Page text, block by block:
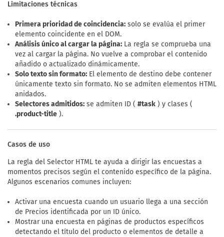
Limitaciones técnicas
Primera prioridad de coincidencia: solo se evalúa el primer
elemento coincidente en el DOM.
Análisis único al cargar la página: La regla se comprueba una
vez al cargar la página. No vuelve a comprobar el contenido
añadido o actualizado dinámicamente.
Solo texto sin formato: El elemento de destino debe contener
únicamente texto sin formato. No se admiten elementos HTML
anidados.
Selectores admitidos: se admiten ID ( #task ) y clases (
.product-title ).
Casos de uso
La regla del Selector HTML te ayuda a dirigir las encuestas a
momentos precisos según el contenido específico de la página.
Algunos escenarios comunes incluyen:
Activar una encuesta cuando un usuario llega a una sección
de Precios identificada por un ID único.
Mostrar una encuesta en páginas de productos específicos
detectando el título del producto o elementos de detalle a